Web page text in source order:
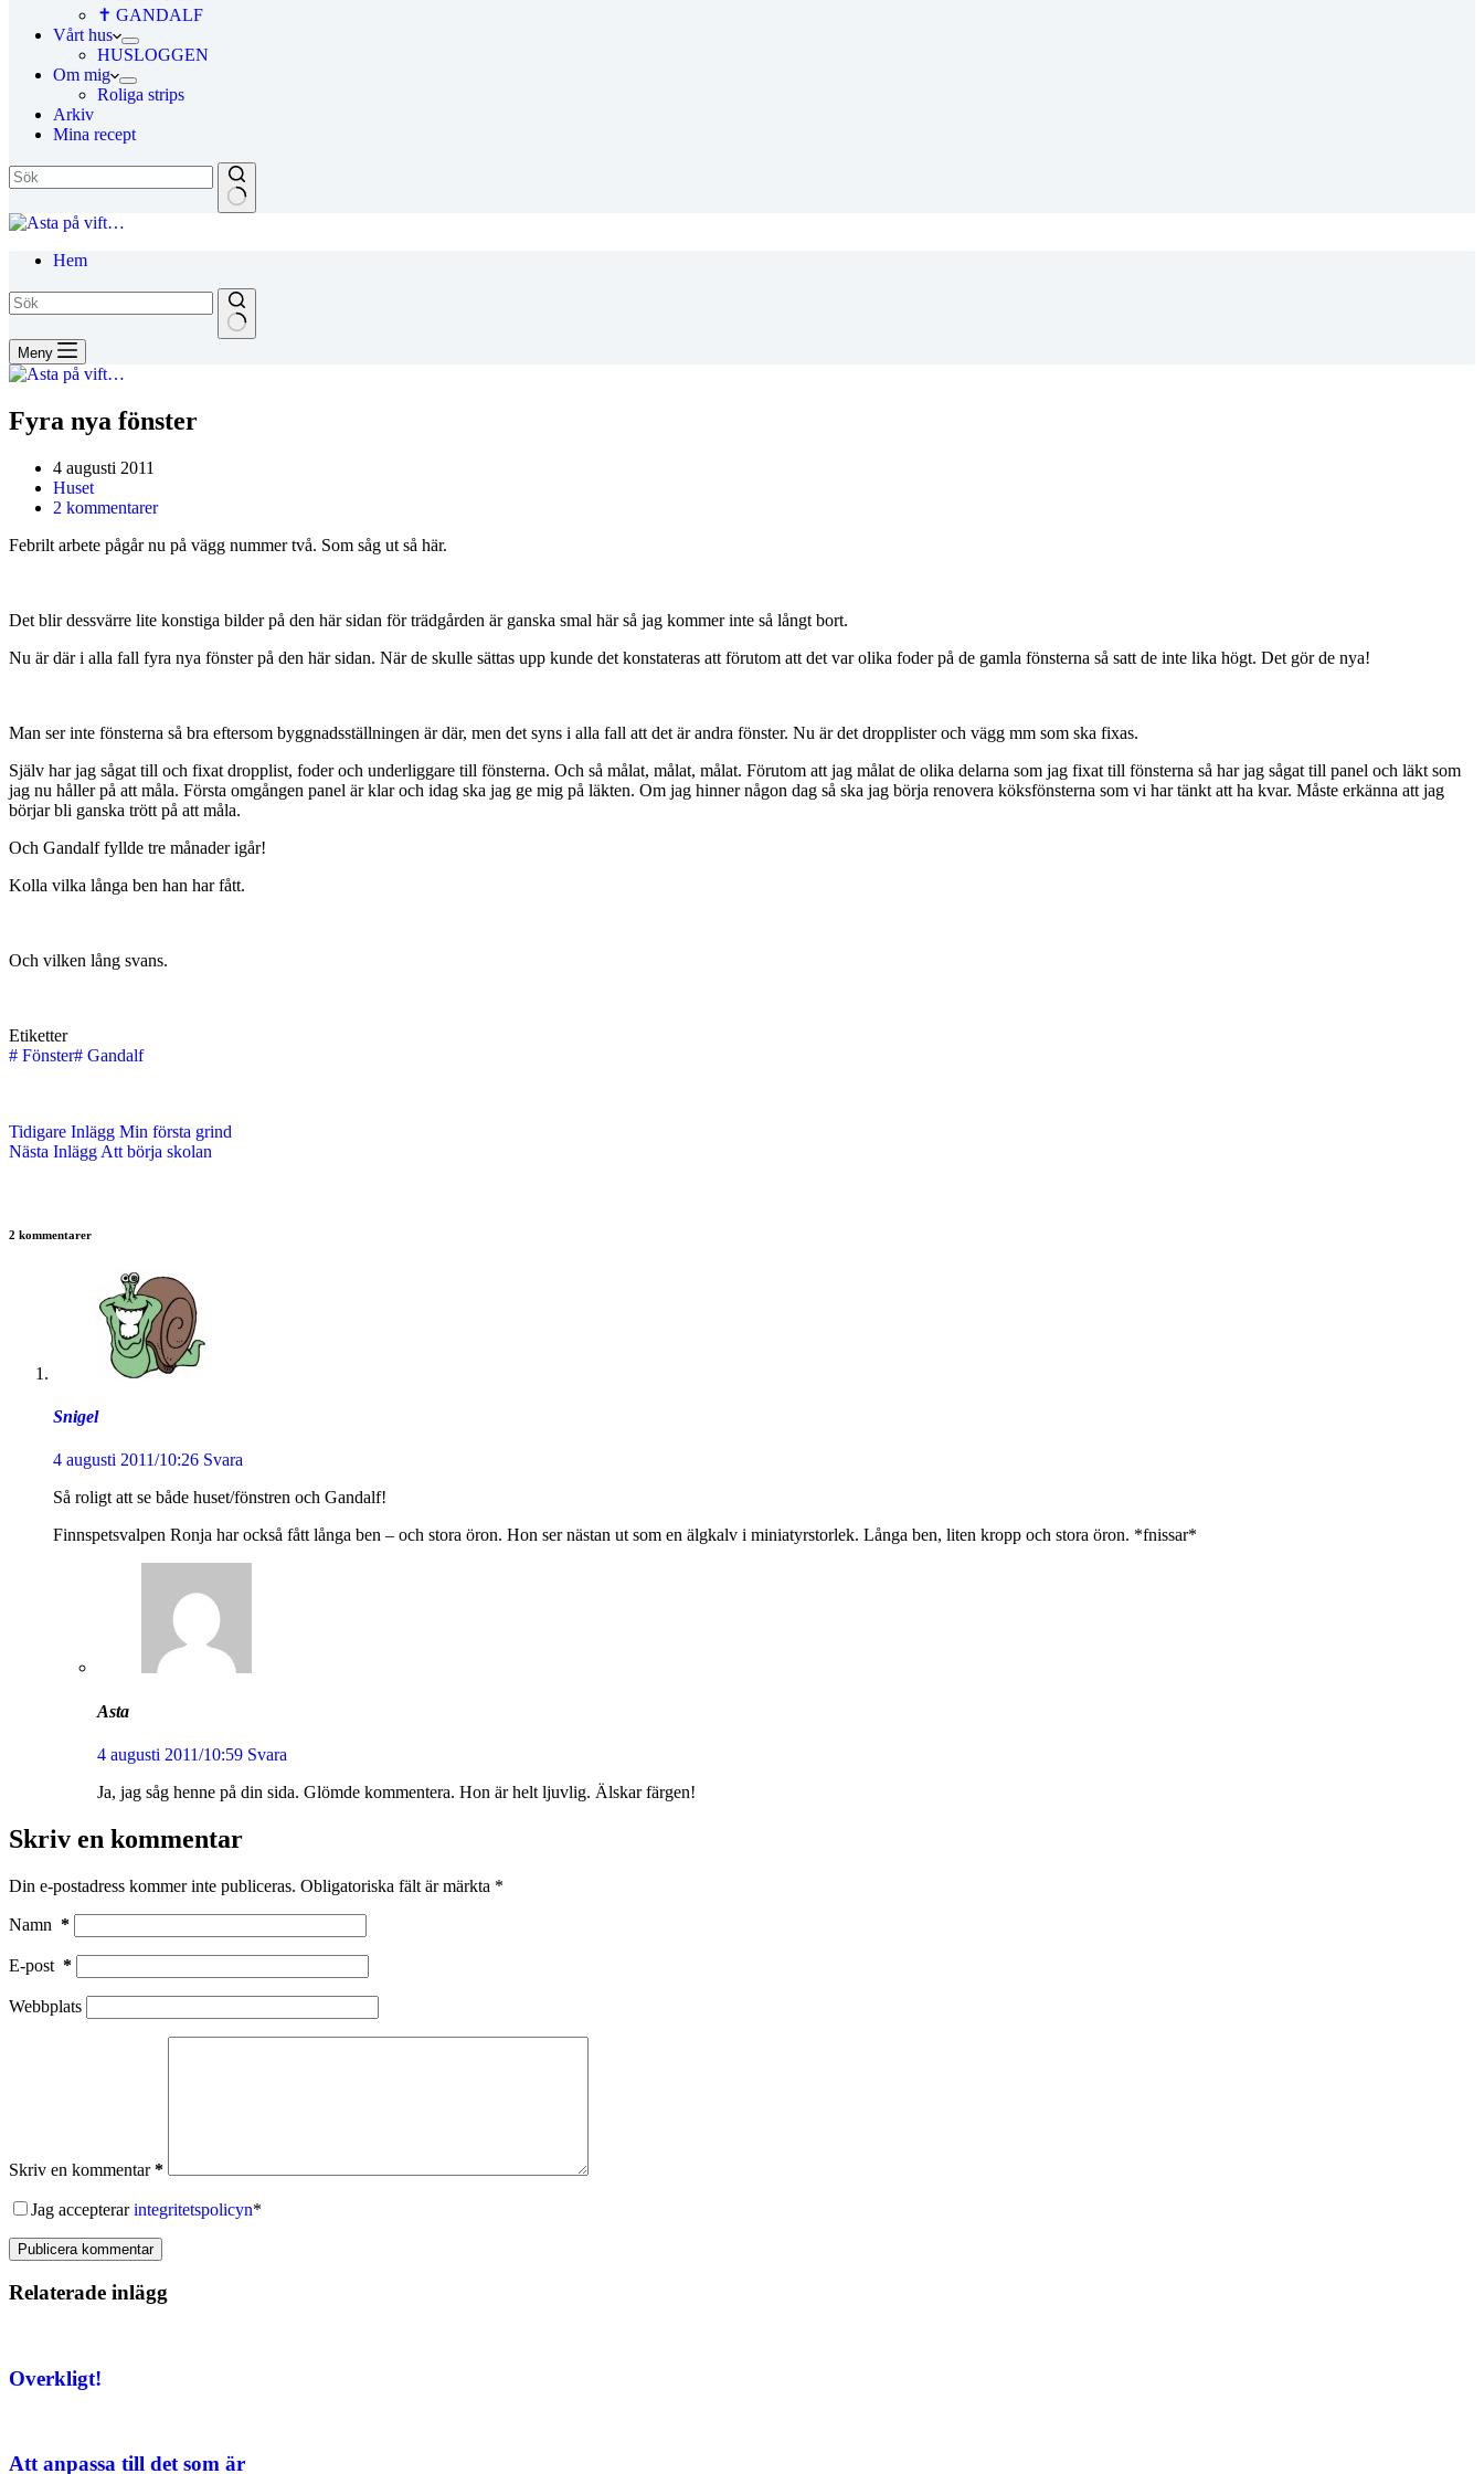
✝ GANDALF
Vårt hus
HUSLOGGEN
Om mig
Roliga strips
Arkiv
Mina recept
Hem
Meny
Fyra nya fönster
4 augusti 2011
Huset
2 kommentarer
Febrilt arbete pågår nu på vägg nummer två. Som såg ut så här.
Det blir dessvärre lite konstiga bilder på den här sidan för trädgården är ganska smal här så jag kommer inte så långt bort.
Nu är där i alla fall fyra nya fönster på den här sidan. När de skulle sättas upp kunde det konstateras att förutom att det var olika foder på de gamla fönsterna så satt de inte lika högt. Det gör de nya!
Man ser inte fönsterna så bra eftersom byggnadsställningen är där, men det syns i alla fall att det är andra fönster. Nu är det dropplister och vägg mm som ska fixas.
Själv har jag sågat till och fixat dropplist, foder och underliggare till fönsterna. Och så målat, målat, målat. Förutom att jag målat de olika delarna som jag fixat till fönsterna så har jag sågat till panel och läkt som
jag nu håller på att måla. Första omgången panel är klar och idag ska jag ge mig på läkten. Om jag hinner någon dag så ska jag börja renovera köksfönsterna som vi har tänkt att ha kvar. Måste erkänna att jag
börjar bli ganska trött på att måla.
Och Gandalf fyllde tre månader igår!
Kolla vilka långa ben han har fått.
Och vilken lång svans.
Etiketter
# Fönster# Gandalf
Tidigare Inlägg Min första grind
Nästa Inlägg Att börja skolan
2 kommentarer
Snigel
4 augusti 2011/10:26 Svara
Så roligt att se både huset/fönstren och Gandalf!
Finnspetsvalpen Ronja har också fått långa ben – och stora öron. Hon ser nästan ut som en älgkalv i miniatyrstorlek. Långa ben, liten kropp och stora öron. *fnissar*
Asta
4 augusti 2011/10:59 Svara
Ja, jag såg henne på din sida. Glömde kommentera. Hon är helt ljuvlig. Älskar färgen!
Skriv en kommentar
Din e-postadress kommer inte publiceras. Obligatoriska fält är märkta *
Namn *
E-post *
Webbplats
Skriv en kommentar*
Jag accepterarintegritetspolicyn*
Publicera kommentar
Relaterade inlägg
Overkligt!
Att anpassa till det som är